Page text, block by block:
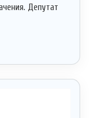
Депутат